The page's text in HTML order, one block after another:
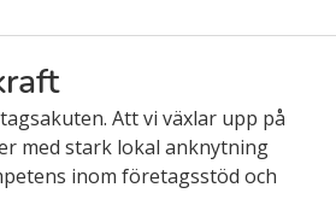
Att vi växlar upp på
med stark lokal anknytning
inom företagsstöd och